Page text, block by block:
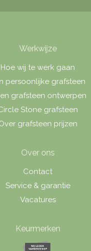
Werkwijze
Hoe wij te werk gaan
persoonlijke grafsteen
grafsteen ontwerpen
Stone grafsteen
grafsteen prijzen
Over ons
Contact
Service & garantie
Vacatures
Keurmerken